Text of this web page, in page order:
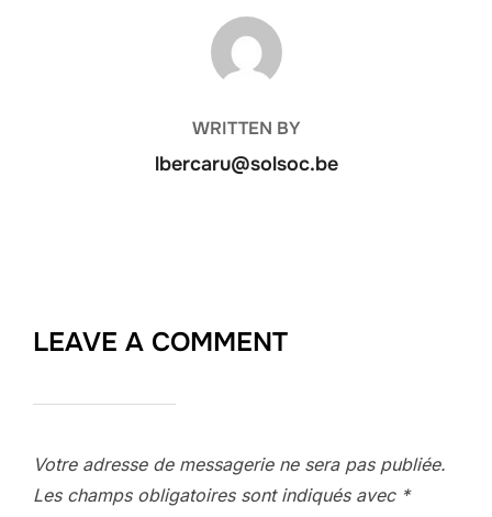
POST AUTHOR
WRITTEN BY
lbercaru@solsoc.be
LEAVE A COMMENT
Votre adresse de messagerie ne sera pas publiée.
Les champs obligatoires sont indiqués avec *